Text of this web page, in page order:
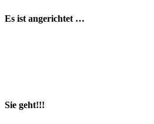
Es ist angerichtet …
Sie geht!!!